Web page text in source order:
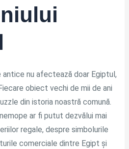
nu afectează doar Egiptul,
obiect vechi de mii de ani
din istoria noastră comună.
ar fi putut dezvălui mai
regale, despre simbolurile
comerciale dintre Egipt și